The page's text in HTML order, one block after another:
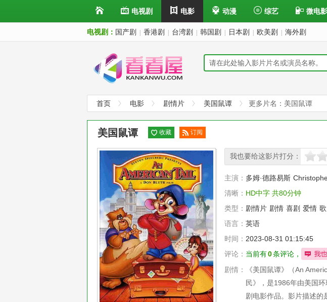
电视剧 电影 动漫 综艺 微电影
电视剧： 国产剧 香港剧 台湾剧 韩国剧 日本剧 欧美剧 海外剧
首页 电影 剧情片 美国鼠谭 更多片名：美国鼠谭
美国鼠谭 收藏
订阅
阅
我也要给这影片打分：
很差较差 还行推荐 力荐
主演： 多姆·德路易斯
清晰： HD中字 共80分钟
类型： 剧情片 剧情 喜剧 爱情 歌
舞 家庭
语言： 英语
时间： 2023-08-31 01:15:45
评论： 当前有0条评论，
剧情：
《美国鼠谭》（An
民》，是1986年由美国
剧电影作品。影片描述的